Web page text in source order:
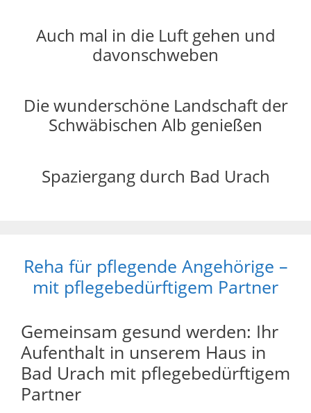
Auch mal in die Luft gehen und
davonschweben
Die wunderschöne Landschaft der
Schwäbischen Alb genießen
Spaziergang durch Bad Urach
Reha für pflegende Angehörige –
mit pflegebedürftigem Partner
Gemeinsam gesund werden: Ihr
Aufenthalt in unserem Haus in
Bad Urach mit pflegebedürftigem
Partner